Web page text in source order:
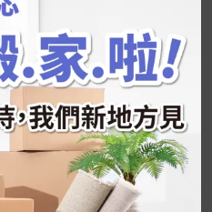
我的親戚、朋友們一起分
五款百元健康伴手禮
？作用解析＋停藥後體重
也是能快樂執行的！6 個